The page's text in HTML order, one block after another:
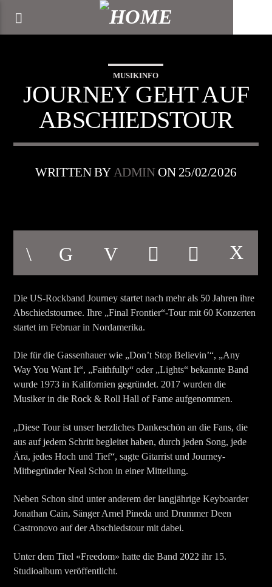
MUSIKINFO
JOURNEY GEHT AUF
ABSCHIEDSTOUR
WRITTEN BY ADMINON 25/02/2026
Die US-Rockband Journey startet nach mehr als 50 Jahren ihre
Abschiedstournee. Ihre „Final Frontier“-Tour mit 60 Konzerten
startet im Februar in Nordamerika.
Die für die Gassenhauer wie „Don’t Stop Believin’“, „Any
Way You Want It“, „Faithfully“ oder „Lights“ bekannte Band
wurde 1973 in Kalifornien gegründet. 2017 wurden die
Musiker in die Rock & Roll Hall of Fame aufgenommen.
„Diese Tour ist unser herzliches Dankeschön an die Fans, die
aus auf jedem Schritt begleitet haben, durch jeden Song, jede
Ära, jedes Hoch und Tief“, sagte Gitarrist und Journey-
Mitbegründer Neal Schon in einer Mitteilung.
Neben Schon sind unter anderem der langjährige Keyboarder
Jonathan Cain, Sänger Arnel Pineda und Drummer Deen
Castronovo auf der Abschiedstour mit dabei.
Unter dem Titel «Freedom» hatte die Band 2022 ihr 15.
Studioalbum veröffentlicht.